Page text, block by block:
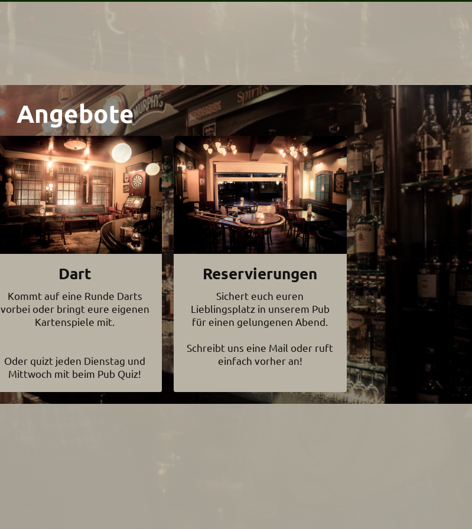
Angebote
Dart
Kommt auf eine Runde Darts
vorbei oder bringt eure eigenen
Kartenspiele mit.
Oder quizt jeden Dienstag und
Mittwoch mit beim Pub Quiz!
Reservierungen
Sichert euch euren
Lieblingsplatz in unserem Pub
für einen gelungenen Abend.
Schreibt uns eine Mail oder ruft
einfach vorher an!